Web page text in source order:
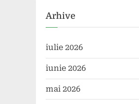
Arhive
iulie 2026
iunie 2026
mai 2026